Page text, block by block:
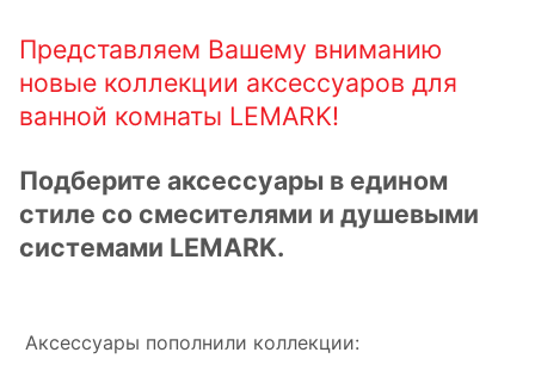
Представляем Вашему вниманию
новые коллекции аксессуаров для
ванной комнаты LEMARK!
Подберите аксессуары в едином
стиле со смесителями и душевыми
системами LEMARK.
Аксессуары пополнили коллекции: